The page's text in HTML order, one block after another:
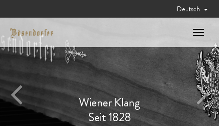
Deutsch
Toggle
Wiener Klang
Seit 1828